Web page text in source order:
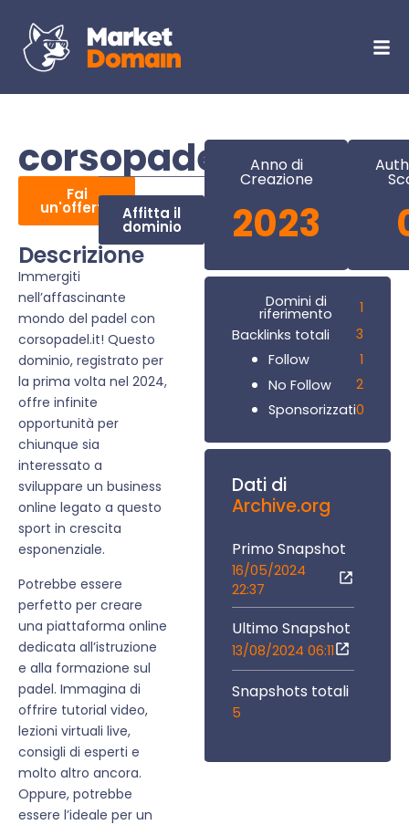
corsopadel.it
Fai
un'offerta Affitta il
dominio
Descrizione
Immergiti
nell’affascinante
mondo del padel con
corsopadel.it! Questo
dominio, registrato per
la prima volta nel 2024,
offre infinite
opportunità per
chiunque sia
interessato a
sviluppare un business
online legato a questo
sport in crescita
esponenziale.
Potrebbe essere
perfetto per creare
una piattaforma online
dedicata all’istruzione
e alla formazione sul
padel. Immagina di
offrire tutorial video,
lezioni virtuali live,
consigli di esperti e
molto altro ancora.
Oppure, potrebbe
essere l’ideale per un
Anno di
Creazione
2023
Domini di
riferimento
1
Backlinks totali
3
Follow
1
No Follow
2
Sponsorizzati0
Dati di
Archive.org
Primo Snapshot
16/05/2024
22:37
Ultimo Snapshot
13/08/2024 06:11
Snapshots totali
5